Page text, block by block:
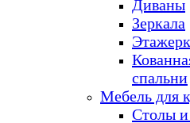
Диваны
Зеркала
спальни
Мебель для
Столы и